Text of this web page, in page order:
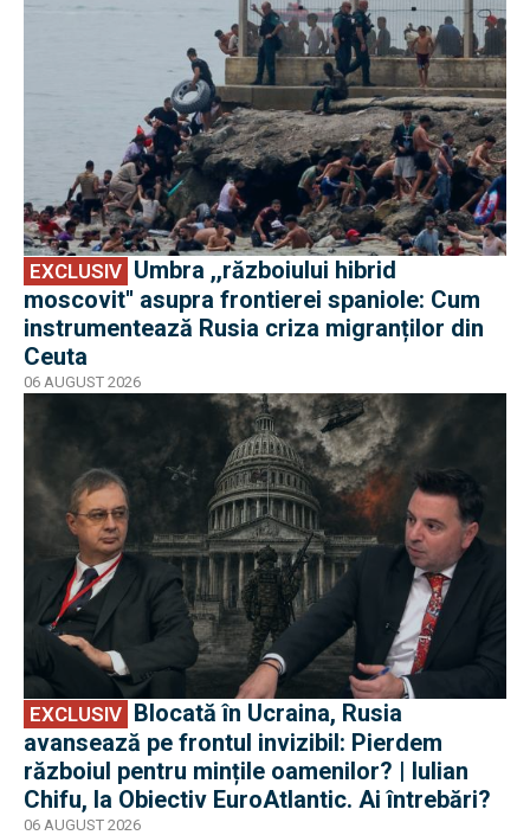
EXCLUSIV
moscovit'' asupra frontierei spaniole: Cum
instrumentează Rusia criza migranților din
Ceuta
06 AUGUST 2026
EXCLUSIV
avansează pe frontul invizibil: Pierdem
războiul pentru mințile oamenilor? | Iulian
Chifu, la Obiectiv EuroAtlantic. Ai întrebări?
06 AUGUST 2026